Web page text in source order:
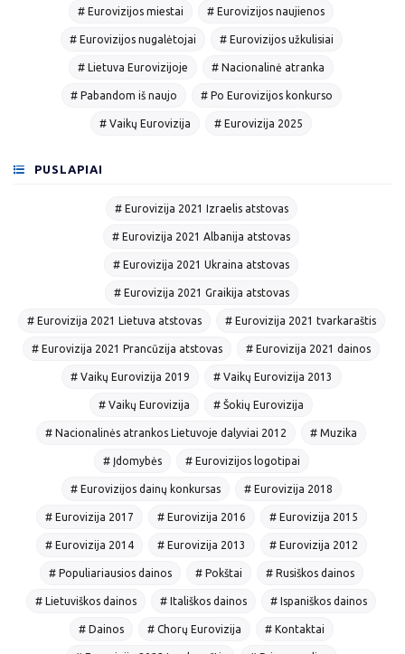
# Eurovizijos miestai # Eurovizijos naujienos
# Eurovizijos nugalėtojai # Eurovizijos užkulisiai
# Lietuva Eurovizijoje # Nacionalinė atranka
# Pabandom iš naujo # Po Eurovizijos konkurso
# Vaikų Eurovizija # Eurovizija 2025
PUSLAPIAI
# Eurovizija 2021 Izraelis atstovas
# Eurovizija 2021 Albanija atstovas
# Eurovizija 2021 Ukraina atstovas
# Eurovizija 2021 Graikija atstovas
# Eurovizija 2021 Lietuva atstovas # Eurovizija 2021 tvarkaraštis
# Eurovizija 2021 Prancūzija atstovas # Eurovizija 2021 dainos
# Vaikų Eurovizija 2019 # Vaikų Eurovizija 2013
# Vaikų Eurovizija # Šokių Eurovizija
# Nacionalinės atrankos Lietuvoje dalyviai 2012 # Muzika
# Įdomybės # Eurovizijos logotipai
# Eurovizijos dainų konkursas # Eurovizija 2018
# Eurovizija 2017 # Eurovizija 2016 # Eurovizija 2015
# Eurovizija 2014 # Eurovizija 2013 # Eurovizija 2012
# Populiariausios dainos # Pokštai # Rusiškos dainos
# Lietuviškos dainos # Itališkos dainos # Ispaniškos dainos
# Dainos # Chorų Eurovizija # Kontaktai